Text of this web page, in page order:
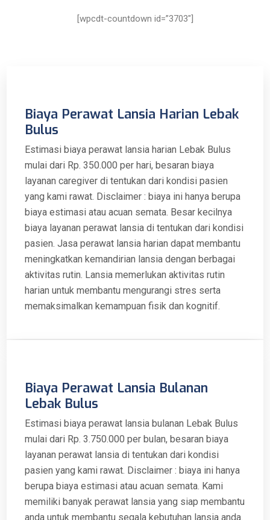
[wpcdt-countdown id=”3703″]
Biaya Perawat Lansia Harian Lebak
Bulus
Estimasi biaya perawat lansia harian Lebak Bulus
mulai dari Rp. 350.000 per hari, besaran biaya
layanan caregiver di tentukan dari kondisi pasien
yang kami rawat. Disclaimer : biaya ini hanya berupa
biaya estimasi atau acuan semata. Besar kecilnya
biaya layanan perawat lansia di tentukan dari kondisi
pasien. Jasa perawat lansia harian dapat membantu
meningkatkan kemandirian lansia dengan berbagai
aktivitas rutin. Lansia memerlukan aktivitas rutin
harian untuk membantu mengurangi stres serta
memaksimalkan kemampuan fisik dan kognitif.
Biaya Perawat Lansia Bulanan
Lebak Bulus
Estimasi biaya perawat lansia bulanan Lebak Bulus
mulai dari Rp. 3.750.000 per bulan, besaran biaya
layanan perawat lansia di tentukan dari kondisi
pasien yang kami rawat. Disclaimer : biaya ini hanya
berupa biaya estimasi atau acuan semata. Kami
memiliki banyak perawat lansia yang siap membantu
anda untuk membantu segala kebutuhan lansia anda.